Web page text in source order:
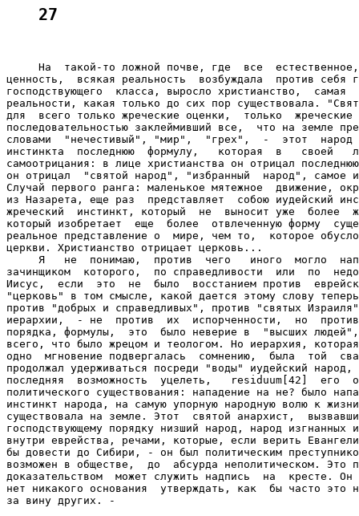
27
На  такой-то ложной почве, где  все
ценность,  всякая реальность  возбуждала  против себя
господствующего  класса, выросло христианство,  самая
реальности, какая только до сих пор существовала.
для  всего только жреческие оценки,  только
последовательностью заклеймивший все,  что на земле
словами  "нечестивый", "мир",  "грех",  -  этот  народ
инстинкта  последнюю  формулу,   которая  в   своей
самоотрицания: в лице христианства он отрицал
он отрицал  "святой народ", "избранный  народ", самое
Случай первого ранга: маленькое мятежное  движение,
из Назарета, еще раз  представляет  собою иудейский
жреческий  инстинкт, который  не  выносит уже  более
который изобретает  еще  более  отвлеченную форму
реальное представление о  мире, чем то,  которое
церкви. Христианство отрицает церковь...
Я   не  понимаю,  против  чего   иного  могло
зачинщиком  которого,  по справедливости  или  по
Иисус,  если  это  не  было  восстанием против
"церковь" в том смысле, какой дается этому слову
против "добрых и справедливых", против "святых
иерархии,  - не  против  их  испорченности,  но
порядка, формулы,  это  было неверие в  "высших
всего, что было жрецом и теологом. Но иерархия,
одно  мгновение подвергалась  сомнению,  была  той
продолжал удерживаться посреди "воды" иудейский
последняя  возможность  уцелеть,   residuum[42]  его
политического существования: нападение на не? было
инстинкт народа, на самую упорную народную волю к
существовала на земле. Этот  святой анархист,
господствующему порядку низший народ, народ изгнанных
внутри еврейства, речами, которые, если верить
бы довести до Сибири, - он был политическим
возможен в обществе,  до  абсурда неполитическом. Это
доказательством  может служить надпись  на  кресте.
нет никакого основания  утверждать, как  бы часто это
за вину других. -